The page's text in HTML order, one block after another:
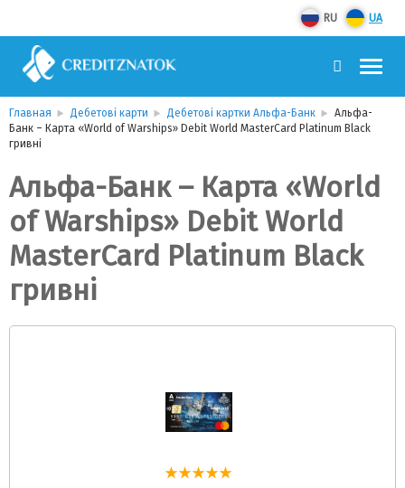
RU UA
Главная Дебетові карти Дебетові картки Альфа-Банк
Альфа-
Банк – Карта «World of Warships» Debit World MasterCard Platinum Black
гривні
Альфа-Банк – Карта «World
of Warships» Debit World
MasterCard Platinum Black
гривні